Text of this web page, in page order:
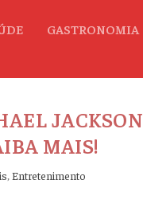
GASTRONOMIA
JACKSON
MAIS!
,Entretenimento